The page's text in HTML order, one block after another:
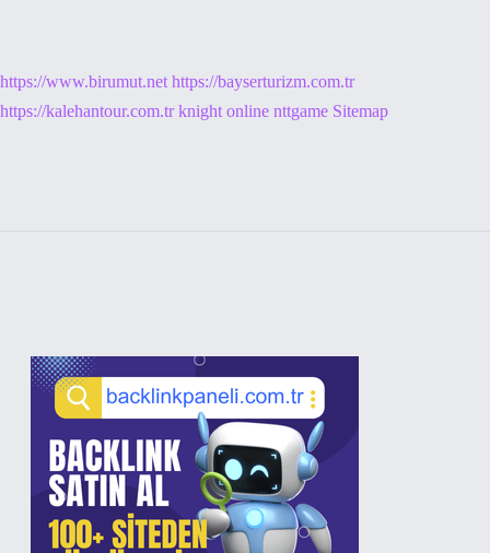
https://www.birumut.net https://bayserturizm.com.tr
https://kalehantour.com.tr knight online nttgame Sitemap